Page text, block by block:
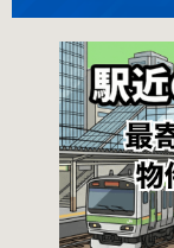
か
から
車保
料
細は
ださ
まで
千代
用方
窓口
せま
係
さい